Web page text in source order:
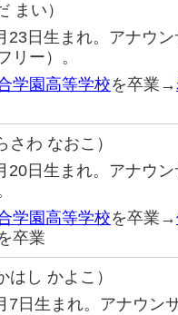
まい）
23日生まれ。アナウ
リー）。
学園高等学校を卒業→
さわ なおこ）
20日生まれ。アナウン
学園高等学校を卒業→
卒業
はし かよこ）
7日生まれ。アナウン